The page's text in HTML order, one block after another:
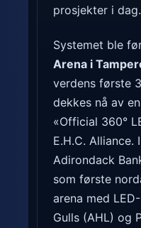
prosjekter i dag.
Systemet ble
Arena i
verdens første
dekkes nå av
«Official 360°
E.H.C. Alliance.
Adirondack
som første
arena med
Gulls (AHL) og